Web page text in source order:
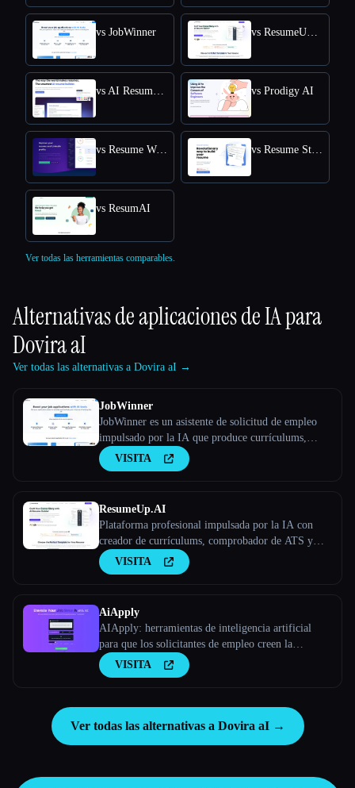
vs JobWinner vs ResumeUp.AI
vs AI Resume Editor vs Prodigy AI
vs Resume Worded vs Resume Studio
vs ResumAI
Ver todas las herramientas comparables.
Alternativas de aplicaciones de IA para
Dovira aI
Ver todas las alternativas a Dovira aI →
JobWinner
JobWinner es un asistente de solicitud de empleo
impulsado por la IA que produce currículums,
cartas de presentación y documentos de preparación
para entrevistas personalizados.
VISITA
ResumeUp.AI
Plataforma profesional impulsada por la IA con
creador de currículums, comprobador de ATS y
optimizador de LinkedIn y mucho más. Consigue
entrevistas más rápido con la optimización de
VISITA
AiApply
AIApply: herramientas de inteligencia artificial
para que los solicitantes de empleo creen la
aplicación perfecta
VISITA
Ver todas las alternativas a Dovira aI →